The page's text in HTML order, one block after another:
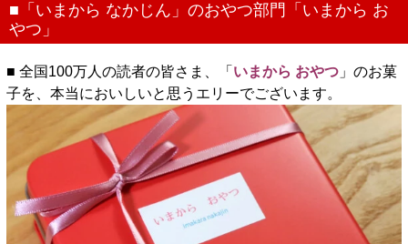
■「いまから なかじん」のおやつ部門「いまから お
やつ」
■ 全国100万人の読者の皆さま、「 いまから おやつ」のお菓
子を、本当においしいと思うエリーでございます。